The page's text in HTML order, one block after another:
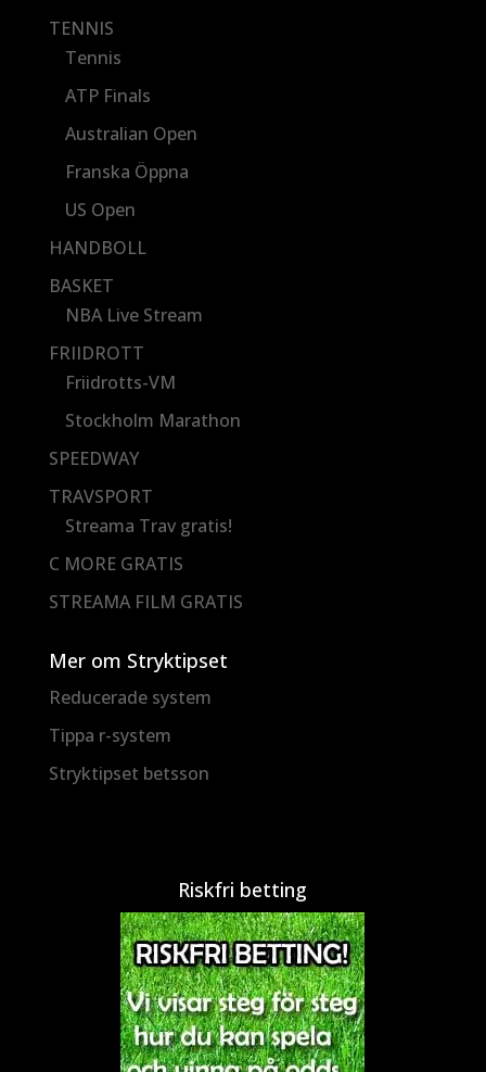
TENNIS
Tennis
ATP Finals
Australian Open
Franska Öppna
US Open
HANDBOLL
BASKET
NBA Live Stream
FRIIDROTT
Friidrotts-VM
Stockholm Marathon
SPEEDWAY
TRAVSPORT
Streama Trav gratis!
C MORE GRATIS
STREAMA FILM GRATIS
Mer om Stryktipset
Reducerade system
Tippa r-system
Stryktipset betsson
Riskfri betting